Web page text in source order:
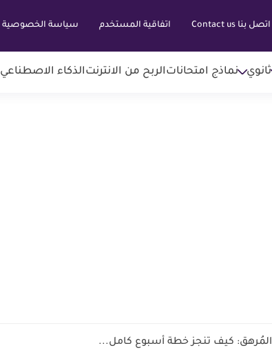
اتصل بنا Contact us اتفاقية المستخدم سياسة الخصوصية
ثانوي نماذج امتحاناتالربح من الانترنتالذكاء الاصطناعي AI
المُرهق: كيف تنجز خطة أسبوع كامل...